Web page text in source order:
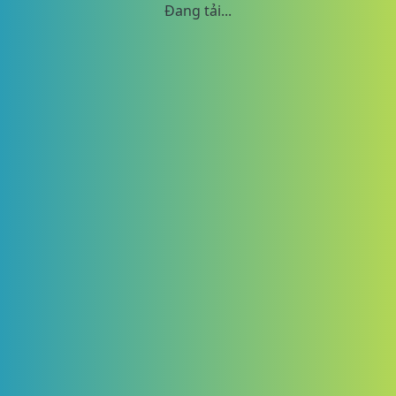
Đang tải...